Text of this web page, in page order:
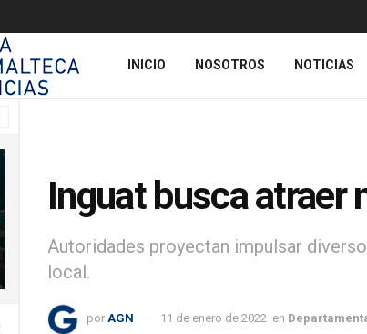
INICIO NOSOTROS NOTICIAS
Inguat busca atraer
Autoridades proyectan impulsar
local.
por AGN 11 de enero de 2022 en